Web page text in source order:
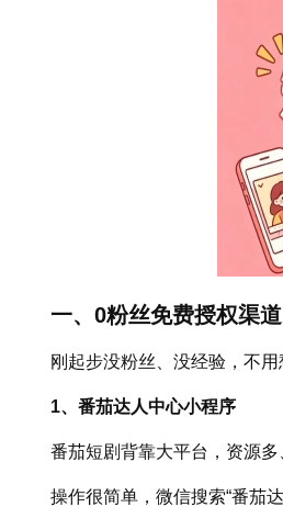
一、0粉丝免费授权渠
刚起步没粉丝、没经验，不
1、番茄达人中心小程序
番茄短剧背靠大平台，资源
操作很简单，微信搜索“番茄